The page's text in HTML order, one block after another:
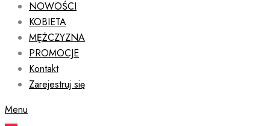
NOWOŚCI
KOBIETA
MĘŻCZYZNA
PROMOCJE
Kontakt
Zarejestruj się
Menu